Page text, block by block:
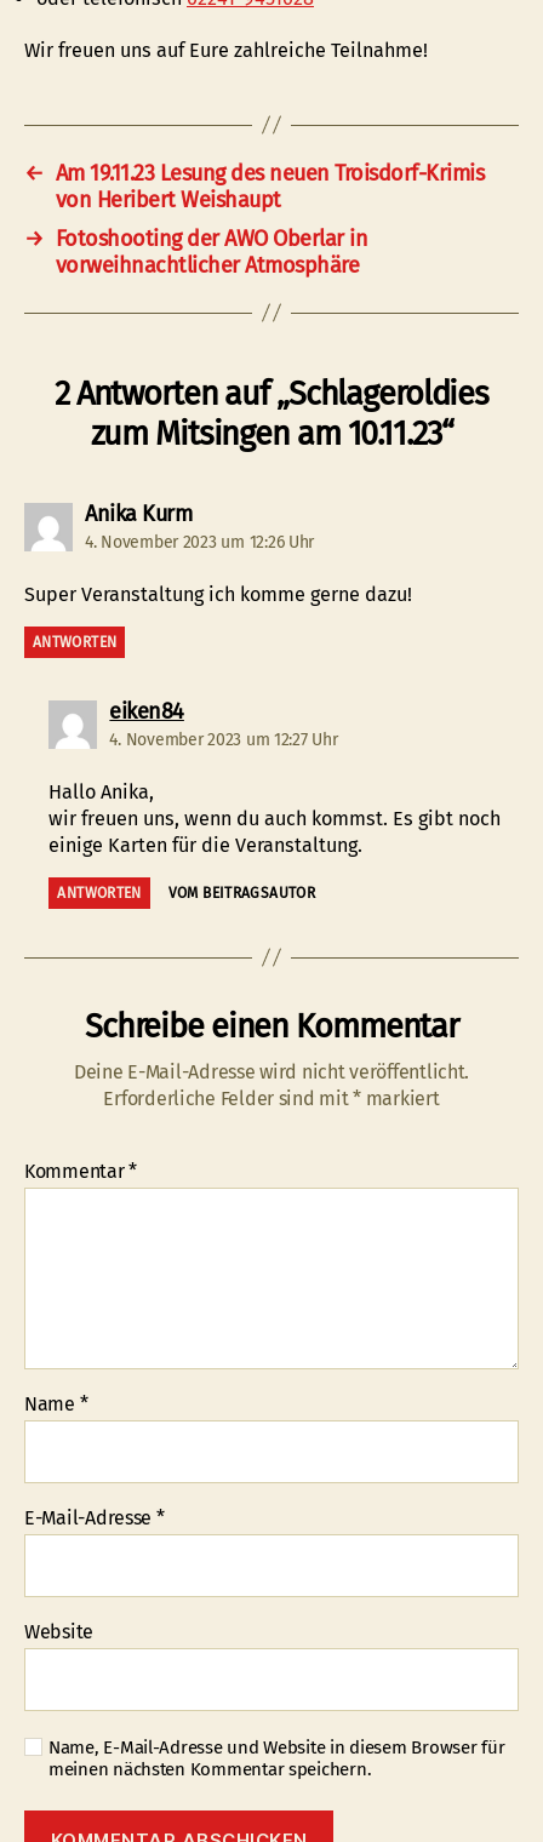
Wir freuen uns auf Eure zahlreiche Teilnahme!
← Am 19.11.23 Lesung des neuen Troisdorf-Krimis
von Heribert Weishaupt
→ Fotoshooting der AWO Oberlar in
vorweihnachtlicher Atmosphäre
2 Antworten auf „Schlageroldies
zum Mitsingen am 10.11.23“
Anika Kurmsagt:
4. November 2023 um 12:26 Uhr
Super Veranstaltung ich komme gerne dazu!
ANTWORTEN
eiken84sagt:
4. November 2023 um 12:27 Uhr
Hallo Anika,
wir freuen uns, wenn du auch kommst. Es gibt noch
einige Karten für die Veranstaltung.
ANTWORTEN VOM BEITRAGSAUTOR
Schreibe einen Kommentar
Deine E-Mail-Adresse wird nicht veröffentlicht.
Erforderliche Felder sind mit* markiert
Kommentar*
Name *
E-Mail-Adresse *
Website
Name, E-Mail-Adresse und Website in diesem Browser für
meinen nächsten Kommentar speichern.